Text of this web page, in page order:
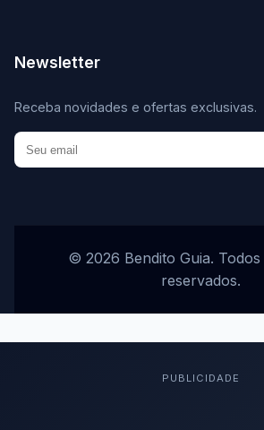
Newsletter
Receba novidades e ofertas exclusivas.
© 2026 Bendito Guia. Todos
reservados.